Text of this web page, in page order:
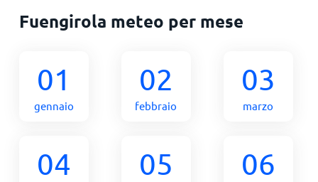
Fuengirola meteo per mese
01
gennaio
02
febbraio
03
marzo
04 05 06